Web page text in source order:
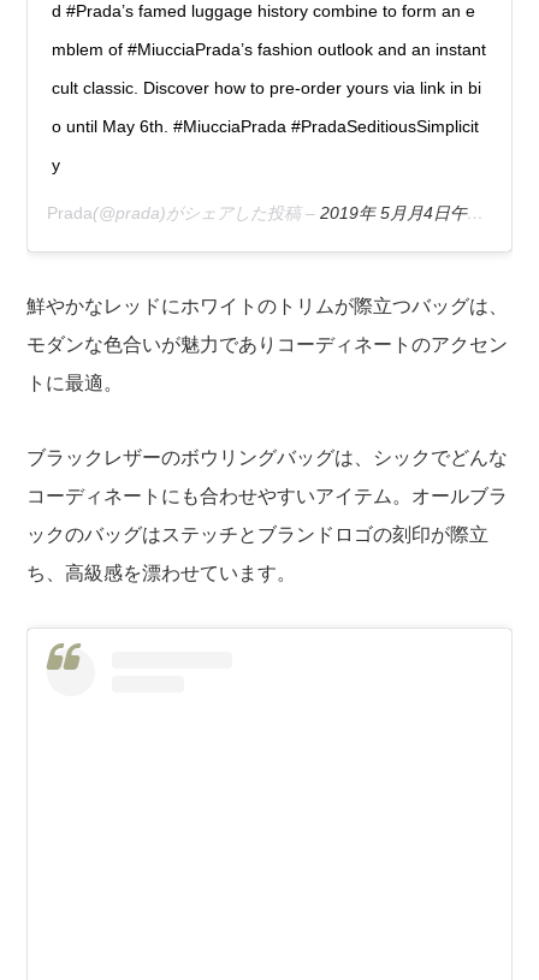
d #Prada’s famed luggage history combine to form an e
mblem of #MiucciaPrada’s fashion outlook and an instant
cult classic. Discover how to pre-order yours via link in bi
o until May 6th. #MiucciaPrada #PradaSeditiousSimplicit
y
Prada(@prada)がシェアした投稿 –2019年 5月月4日午前11時01分PDT
鮮やかなレッドにホワイトのトリムが際立つバッグは、
モダンな色合いが魅力でありコーディネートのアクセン
トに最適。
ブラックレザーのボウリングバッグは、シックでどんな
コーディネートにも合わせやすいアイテム。オールブラ
ックのバッグはステッチとブランドロゴの刻印が際立
ち、高級感を漂わせています。